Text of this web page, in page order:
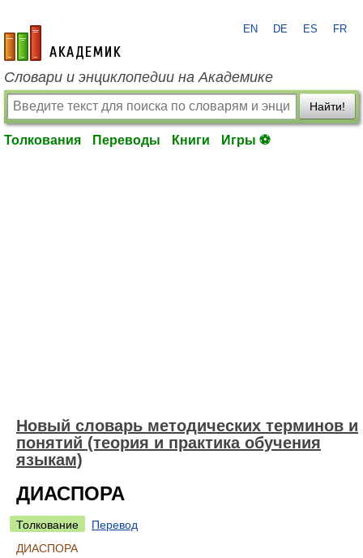
academic.ru
EN DE ES FR
Словари и энциклопедии на Академике
Найти!
Толкования Переводы Книги Игры ⚽
Новый словарь методических терминов и
понятий (теория и практика обучения
языкам)
ДИАСПОРА
Толкование
Перевод
ДИАСПОРА